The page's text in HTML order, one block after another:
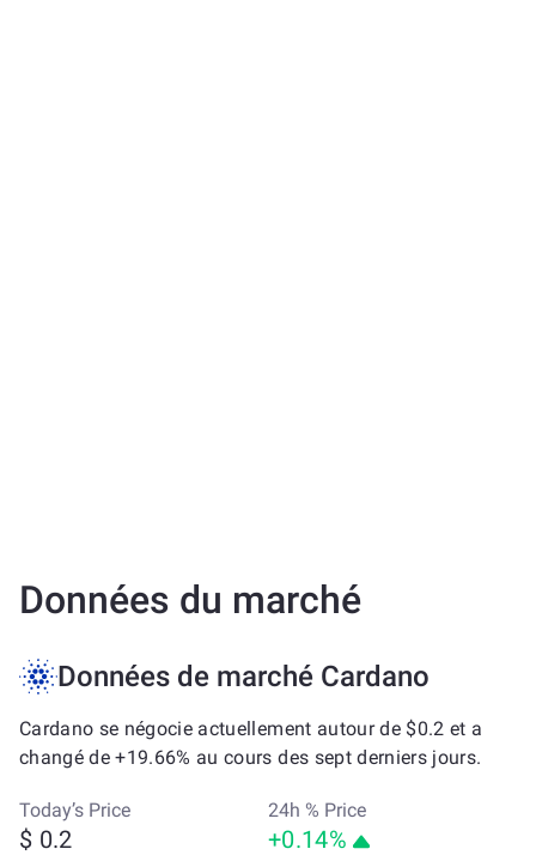
Données du marché
Données de marché Cardano
Cardano se négocie actuellement autour de $0.2 et a
changé de +19.66% au cours des sept derniers jours.
Today’s Price
$ 0.2
24h % Price
+0.14%